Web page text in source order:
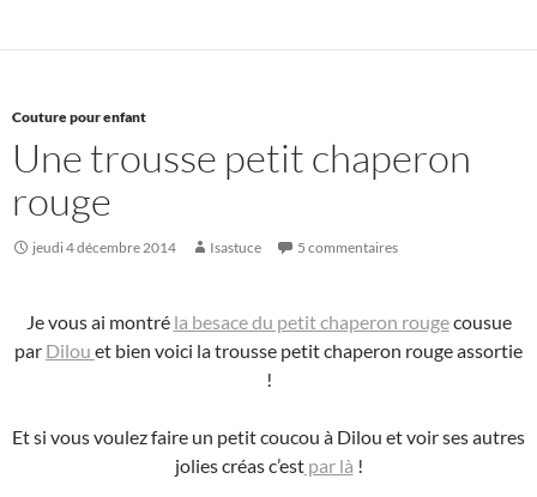
Couture pour enfant
Une trousse petit chaperon
rouge
jeudi 4 décembre 2014 Isastuce 5 commentaires
Je vous ai montré la besace du petit chaperon rougecousue
par Dilou et bien voici la trousse petit chaperon rouge assortie
!
Et si vous voulez faire un petit coucou à Dilou et voir ses autres
jolies créas c’estpar là !